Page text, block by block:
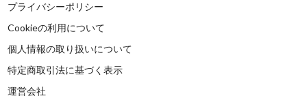
プライバシーポリシー
Cookieの利用について
個人情報の取り扱いについて
特定商取引法に基づく表示
運営会社